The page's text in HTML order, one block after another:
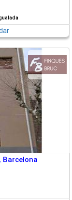
Barcelona